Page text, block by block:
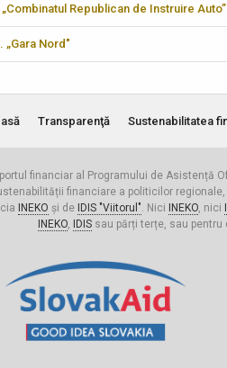
„Combinatul Republican de Instruire Auto”
„Gara Nord"
Transparenţă Sustenabilitatea
financiar al Programului de Asistență
financiare a politicilor
INEKO și de IDIS "Viitorul". Nici INEKO, nici
INEKO, IDISsau părți terțe, sau pentru